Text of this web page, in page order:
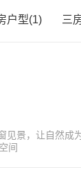
户型(1) 三
景，让自然成
间